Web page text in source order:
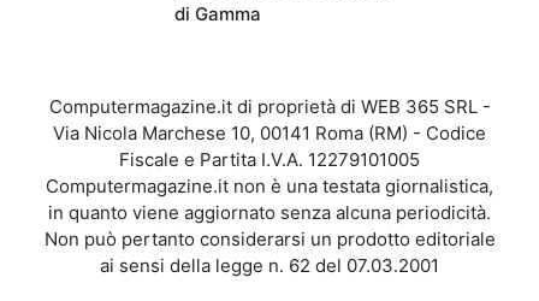
di Gamma
Computermagazine.it di proprietà di WEB 365 SRL -
Via Nicola Marchese 10, 00141 Roma (RM) - Codice
Fiscale e Partita I.V.A. 12279101005
Computermagazine.it non è una testata giornalistica,
in quanto viene aggiornato senza alcuna periodicità.
Non può pertanto considerarsi un prodotto editoriale
ai sensi della legge n. 62 del 07.03.2001